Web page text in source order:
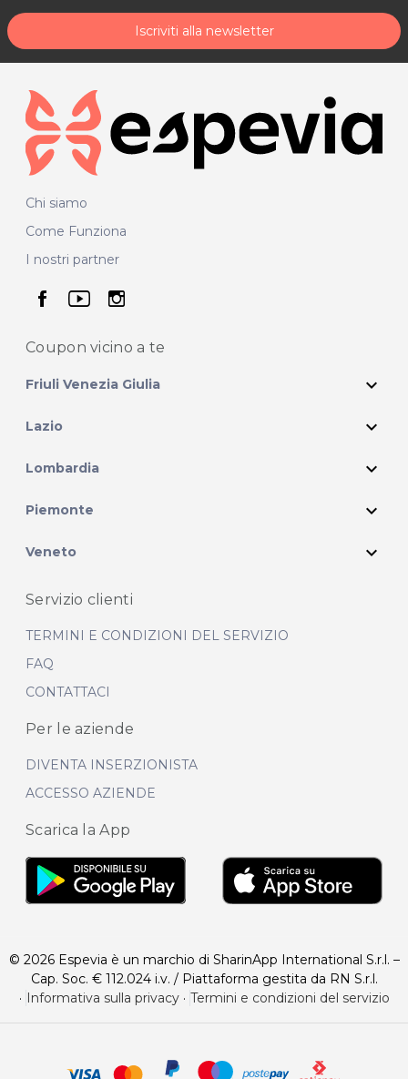
Iscriviti alla newsletter
Chi siamo
Come Funziona
I nostri partner
seguici su facebook
seguici su youtube
seguici su instagram
Coupon vicino a te
Friuli Venezia Giulia expand_more
Lazio expand_more
Lombardia expand_more
Piemonte expand_more
Veneto expand_more
Servizio clienti
TERMINI E CONDIZIONI DEL SERVIZIO
FAQ
CONTATTACI
Per le aziende
DIVENTA INSERZIONISTA
ACCESSO AZIENDE
Scarica la App
© 2026 Espevia è un marchio di SharinApp International S.r.l. –
Cap. Soc. € 112.024 i.v. / Piattaforma gestita da RN S.r.l.
· Informativa sulla privacy· Termini e condizioni del servizio